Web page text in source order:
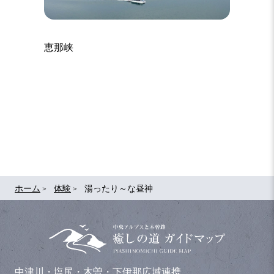
ホーム 体験 湯ったり～な昼神
恵那峡